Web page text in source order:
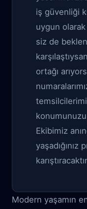
iş güvenliği
uygun
siz de
ortağı
Ekibimiz
yaşadığınız
Modern yaşamın